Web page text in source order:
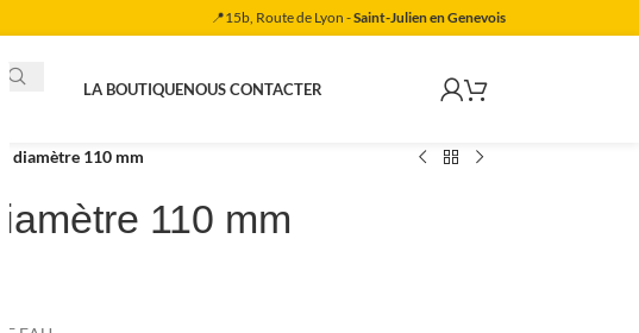
📍15b, Route de Lyon -Saint-Julien en Genevois
LA BOUTIQUENOUS CONTACTER
diamètre 110 mm
110 mm